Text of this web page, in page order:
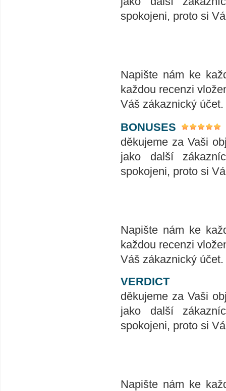
spokojeni, proto si
Napište nám ke
každou recenzi
Váš zákaznický
BONUSES
děkujeme za Vaši
jako další
spokojeni, proto si
Napište nám ke
každou recenzi
Váš zákaznický
VERDICT
děkujeme za Vaši
jako další
spokojeni, proto si
Napište nám ke